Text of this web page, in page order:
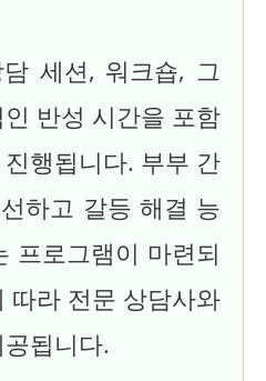
세션, 워크숍, 그
반성 시간을 포함
행됩니다. 부부 간
하고 갈등 해결 능
프로그램이 마련되
따라 전문 상담사와
됩니다.